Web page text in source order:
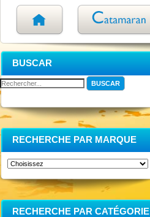
BUSCAR
RECHERCHE PAR MARQUE
RECHERCHE PAR CATÉGORIE